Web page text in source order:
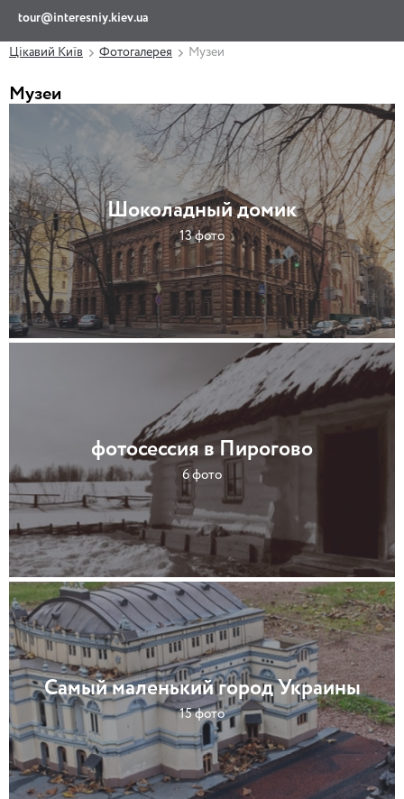
tour@interesniy.kiev.ua
Цікавий Київ Фотогалерея Музеи
Музеи
Шоколадный домик
13 фото
фотосессия в Пирогово
6 фото
Самый маленький город Украины
15 фото